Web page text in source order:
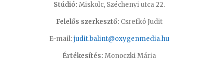
Stúdió: Miskolc, Széchenyi utca 22.
Felelős szerkesztő: Csrefkó Judit
E-mail:judit.balint@oxygenmedia.hu
Értékesítés: Monoczki Mária